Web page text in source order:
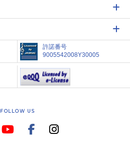
許諾番号
9005542008Y30005
FOLLOW US